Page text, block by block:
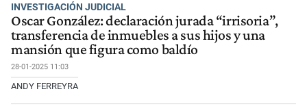
INVESTIGACIÓN JUDICIAL
Oscar González: declaración jurada “irrisoria”,
transferencia de inmuebles a sus hijos y una
mansión que figura como baldío
28-01-2025 11:03
ANDY FERREYRA